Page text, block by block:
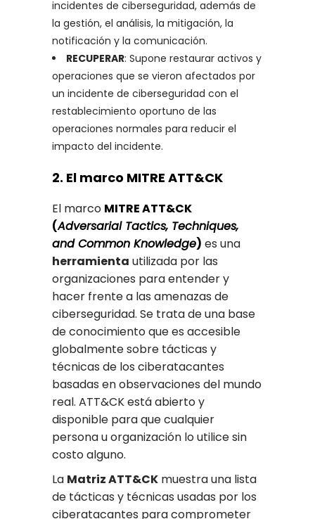
incidentes de ciberseguridad, además de
la gestión, el análisis, la mitigación, la
notificación y la comunicación.
RECUPERAR: Supone restaurar activos y
operaciones que se vieron afectados por
un incidente de ciberseguridad con el
restablecimiento oportuno de las
operaciones normales para reducir el
impacto del incidente.
2. El marco MITRE ATT&CK
El marco MITRE ATT&CK
(Adversarial Tactics, Techniques,
and Common Knowledge) es una
herramienta utilizada por las
organizaciones para entender y
hacer frente a las amenazas de
ciberseguridad. Se trata de una base
de conocimiento que es accesible
globalmente sobre tácticas y
técnicas de los ciberatacantes
basadas en observaciones del mundo
real. ATT&CK está abierto y
disponible para que cualquier
persona u organización lo utilice sin
costo alguno.
La Matriz ATT&CK muestra una lista
de tácticas y técnicas usadas por los
ciberatacantes para comprometer